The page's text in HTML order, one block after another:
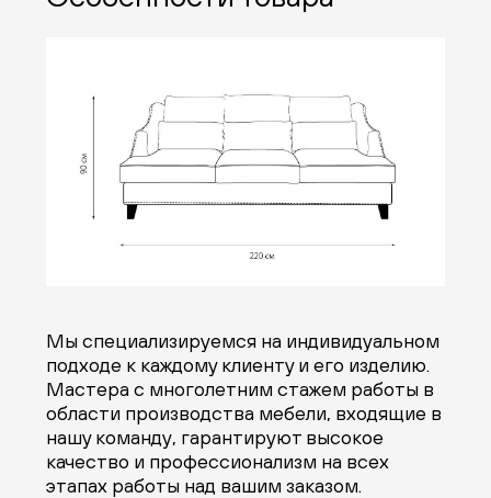
Мы специализируемся на индивидуальном
подходе к каждому клиенту и его изделию.
Мастера с многолетним стажем работы в
области производства мебели, входящие в
нашу команду, гарантируют высокое
качество и профессионализм на всех
этапах работы над вашим заказом.